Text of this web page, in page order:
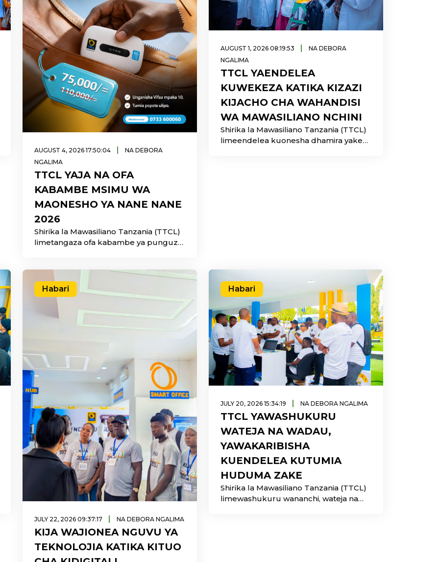
AUGUST 4, 2026 17:50:04 |
NA DEBORA
NGALIMA
TTCL YAJA NA OFA
KABAMBE MSIMU WA
MAONESHO YA NANE NANE
2026
Shirika la Mawasiliano Tanzania (TTCL)
limetangaza ofa kabambe ya punguzo
katika Maonesho ya Kimataifa ya Kilimo
ya Nane Nane 2026, ikiwa ni sehemu ya
kuhamasisha matumizi ya teknolojia ya
kidijitali na kuongeza upatikanaji wa
huduma bora za mawasiliano nchini.
AUGUST 1, 2026 08:19:53
NA DEBORA
NGALIMA
TTCL YAENDELEA
KUWEKEZA KATIKA KIZAZI
KIJACHO CHA WAHANDISI
WA MAWASILIANO NCHINI
Shirika la Mawasiliano Tanzania (TTCL)
limeendelea kuonesha dhamira yake
Habari
JULY 22, 2026 09:37:17 | NA DEBORA NGALIMA
KIJA WAJIONEA NGUVU YA
TEKNOLOJIA KATIKA KITUO
Habari
JULY 20, 2026 15:34:19 NA DEBORA NGALIMA
TTCL YAWASHUKURU
WATEJA NA WADAU,
YAWAKARIBISHA
KUENDELEA KUTUMIA
HUDUMA ZAKE
Shirika la Mawasiliano Tanzania (TTCL)
limewashukuru wananchi, wateja na